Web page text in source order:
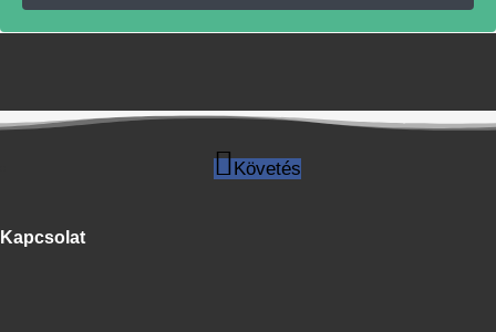
Követés
Kapcsolat